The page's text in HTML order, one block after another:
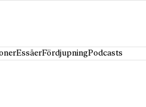
EssäerFördjupningPodcasts